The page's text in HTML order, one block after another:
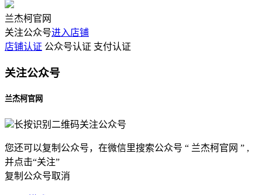
兰杰柯官网
关注公众号进入店铺
店铺认证 公众号认证 支付认证
关注公众号
兰杰柯官网
长按识别二维码关注公众号
您还可以复制公众号，在微信里搜索公众号 “ 兰杰柯官网 ” ,
并点击“关注”
复制公众号取消